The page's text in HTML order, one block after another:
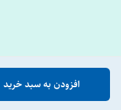
افزودن به سبد خرید